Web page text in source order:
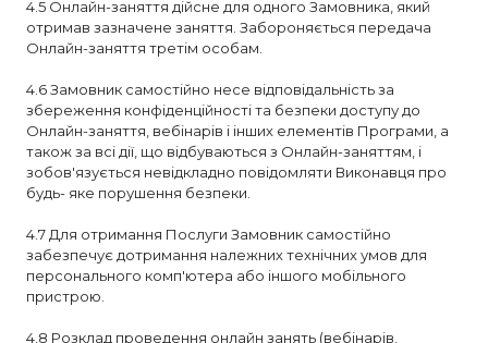
4.5 Онлайн-заняття дійсне для одного Замовника, який
отримав зазначене заняття. Забороняється передача
Онлайн-заняття третім особам.
4.6 Замовник самостійно несе відповідальність за
збереження конфіденційності та безпеки доступу до
Онлайн-заняття, вебінарів і інших елементів Програми, а
також за всі дії, що відбуваються з Онлайн-заняттям, і
зобов'язується невідкладно повідомляти Виконавця про
будь- яке порушення безпеки.
4.7 Для отримання Послуги Замовник самостійно
забезпечує дотримання належних технічних умов для
персонального комп'ютера або іншого мобільного
пристрою.
4.8 Розклад проведення онлайн занять (вебінарів,